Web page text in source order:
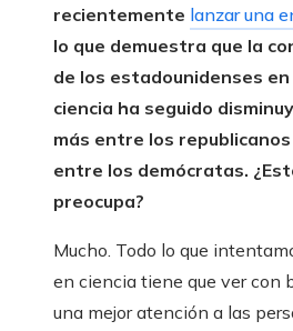
recientemente lanzar una
lo que demuestra que la
de los estadounidenses en
ciencia ha seguido
más entre los republicanos
entre los demócratas.
preocupa?
Mucho. Todo lo que
en ciencia tiene que ver con
una mejor atención a las